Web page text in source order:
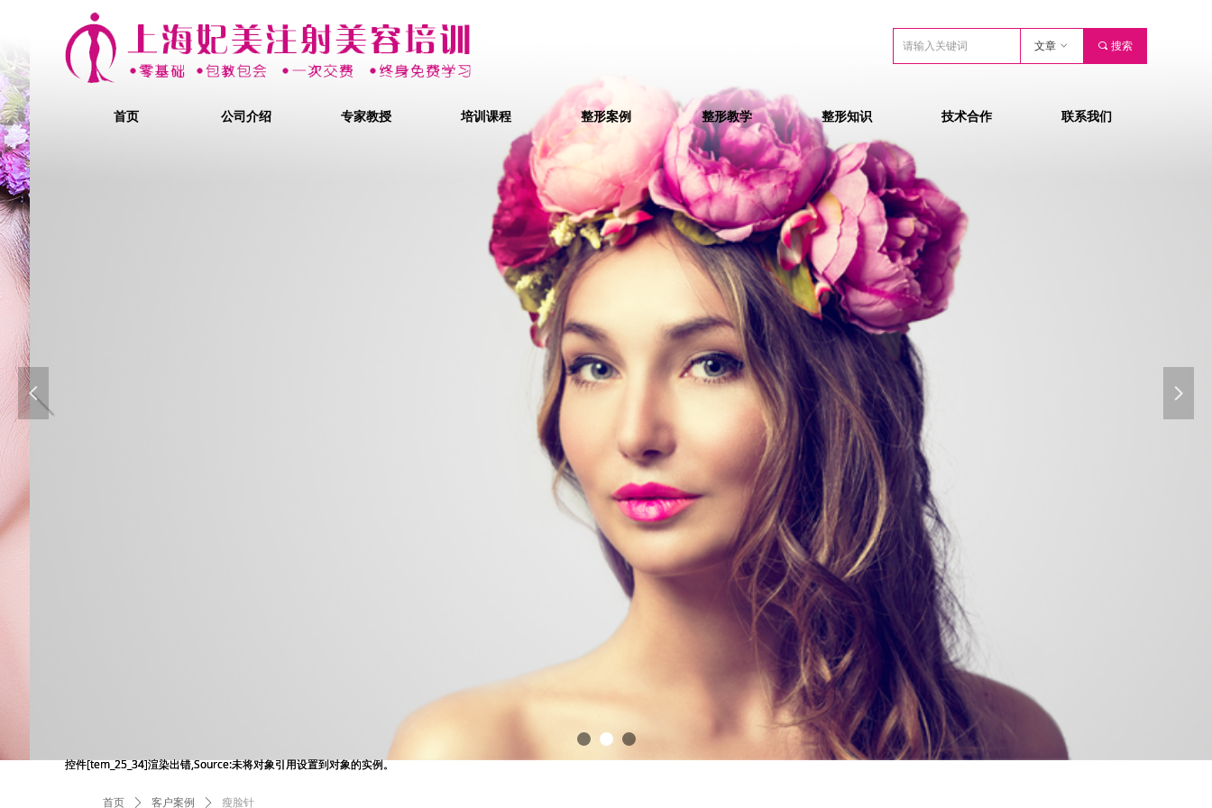
首页 公司介绍 专家教授 培训课程 整形案例 整形教学 整形知识 技术合作 联系我们
끠 搜索
文章 ꀁ
넳 넲
首页 ꄲ 客户案例 ꄲ 瘦脸针
控件[tem_25_34]渲染出错,Source:未将对象引用设置到对象的实例。
控件[tem_25_34]渲染出错,Source:未将对象引用设置到对象的实例。